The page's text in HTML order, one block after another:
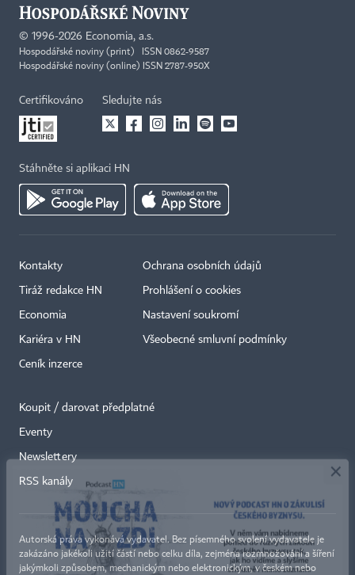
© 1996-2026 Economia, a.s.
Hospodářské noviny (print) ISSN 0862-9587
Hospodářské noviny (online) ISSN 2787-950X
Certifikováno Sledujte nás
Stáhněte si aplikaci HN
Kontakty
Tiráž redakce HN
Economia
Kariéra v HN
Ceník inzerce
Ochrana osobních údajů
Prohlášení o cookies
Nastavení soukromí
Všeobecné smluvní podmínky
Koupit / darovat předplatné
Eventy
Newslettery
RSS kanály
Autorská práva vykonává vydavatel. Bez písemného svolení vydavatele je
zakázáno jakékoli užití částí nebo celku díla, zejména rozmnožování a šíření
jakýmkoli způsobem, mechanickým nebo elektronickým, v českém nebo